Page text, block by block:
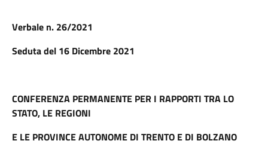
Verbale n. 26/2021
Seduta del 16 Dicembre 2021
CONFERENZA PERMANENTE PER I RAPPORTI TRA LO
STATO, LE REGIONI
E LE PROVINCE AUTONOME DI TRENTO E DI BOLZANO